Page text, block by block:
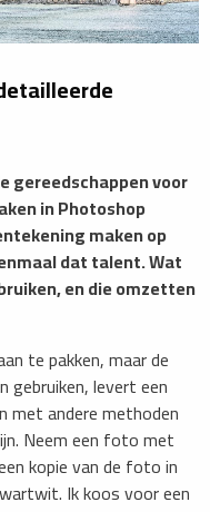
gereedschappen voor
in Photoshop
maken op
dat talent. Wat
en die omzetten
te pakken, maar de
gebruiken, levert een
met andere methoden
Neem een foto met
kopie van de foto in
Ik koos voor een